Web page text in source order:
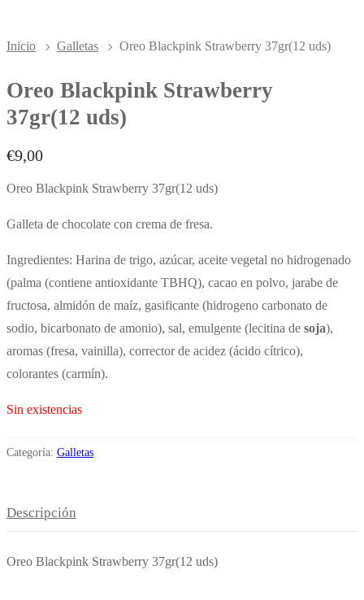
Inicio Galletas Oreo Blackpink Strawberry 37gr(12 uds)
Oreo Blackpink Strawberry
37gr(12 uds)
€9,00
Oreo Blackpink Strawberry 37gr(12 uds)
Galleta de chocolate con crema de fresa.
Ingredientes: Harina de trigo, azúcar, aceite vegetal no hidrogenado
(palma (contiene antioxidante TBHQ), cacao en polvo, jarabe de
fructosa, almidón de maíz, gasificante (hidrogeno carbonato de
sodio, bicarbonato de amonio), sal, emulgente (lecitina de soja),
aromas (fresa, vainilla), corrector de acidez (ácido cítrico),
colorantes (carmín).
Sin existencias
Categoría: Galletas
Descripción
Oreo Blackpink Strawberry 37gr(12 uds)